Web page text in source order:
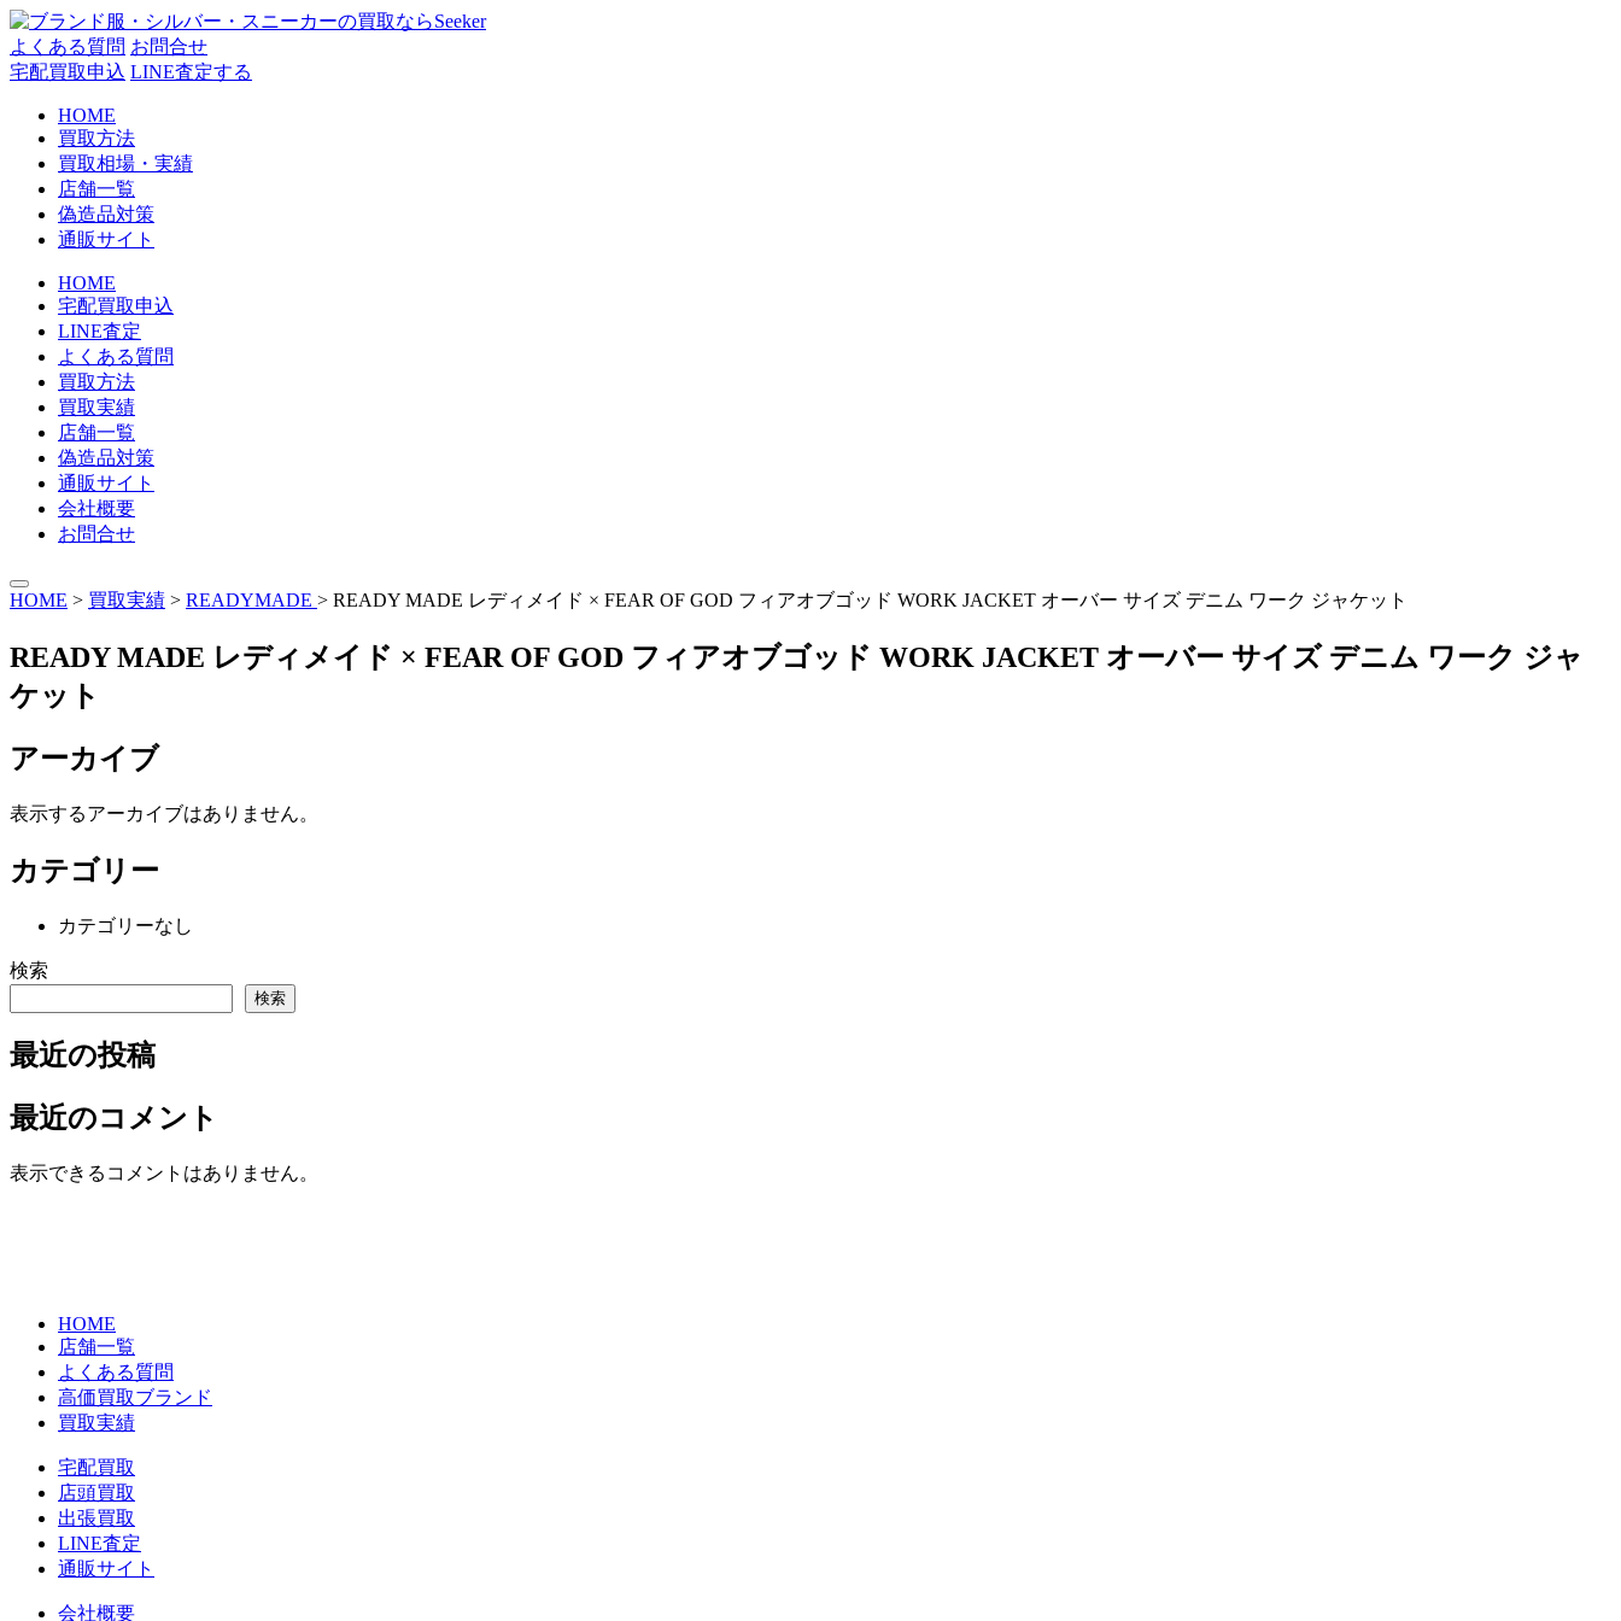
コ
ン
テ
よくある質問 お問合せ
宅配買取申込 LINE査定する
HOME
買取方法
買取相場・実績
店舗一覧
偽造品対策
通販サイト
HOME
宅配買取申込
LINE査定
よくある質問
買取方法
買取実績
店舗一覧
偽造品対策
通販サイト
会社概要
お問合せ
HOME > 買取実績 > READYMADE > READY MADE レディメイド × FEAR OF GOD フィアオブゴッド WORK JACKET オーバー サイズ デニム ワーク ジャケット
READY MADE レディメイド × FEAR OF GOD フィアオブゴッド WORK JACKET オーバー サイズ デニム ワーク ジャ
ケット
アーカイブ
表示するアーカイブはありません。
カテゴリー
カテゴリーなし
検索
検索
最近の投稿
最近のコメント
表示できるコメントはありません。
HOME
店舗一覧
よくある質問
高価買取ブランド
買取実績
宅配買取
店頭買取
出張買取
LINE査定
通販サイト
会社概要